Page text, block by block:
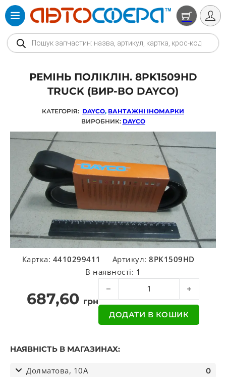
Products search
РЕМІНЬ ПОЛІКЛІН. 8PK1509HD
TRUCK (ВИР-ВО DAYCO)
КАТЕГОРІЯ: DAYCO, ВАНТАЖНІ ІНОМАРКИ
ВИРОБНИК: DAYCO
Картка: 4410299411 Артикул:8PK1509HD
В наявності: 1
687,60 грн
Ремінь поліклін. 8PK1509HD
ДОДАТИ В КОШИК
НАЯВНІСТЬ В МАГАЗИНАХ:
Долматова, 10А 0